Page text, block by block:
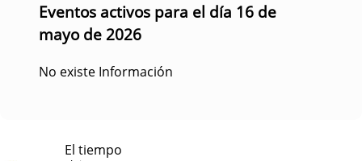
Eventos activos para el día 16 de
mayo de 2026
No existe Información
El tiempo